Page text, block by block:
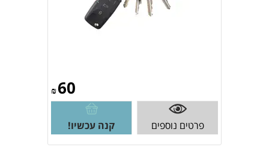
₪60
פרטים נוספים קנה עכשיו!